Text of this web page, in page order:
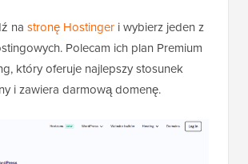
na stronę Hostinger i wybierz jeden z
Polecam ich plan Premium
który oferuje najlepszy stosunek
i zawiera darmową domenę.